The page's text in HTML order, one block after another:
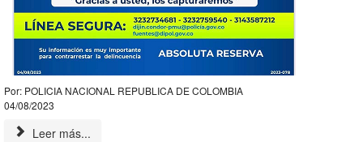
Por: POLICIA NACIONAL REPUBLICA DE COLOMBIA
04/08/2023
Leer más...